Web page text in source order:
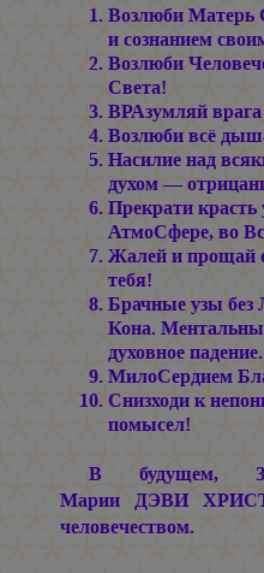
Возлюби Матерь
и сознанием
Возлюби
Света!
ВРАзумляй
Возлюби всё
Насилие над
духом —
Прекрати
АтмоСфере, во
Жалей и прощай
тебя!
Брачные узы
Кона.
духовное падение.
МилоСердием
Снизходи к
помысел!
В будущем,
Марии ДЭВИ
человечеством.